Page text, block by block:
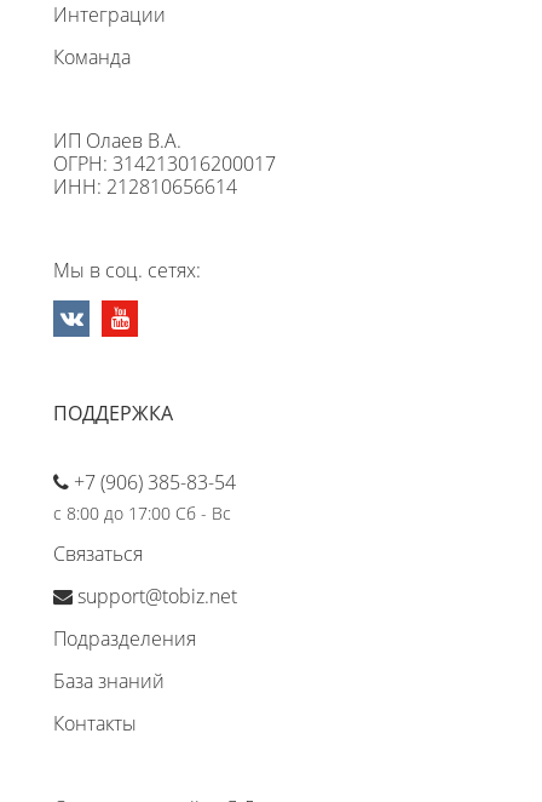
Интеграции
Команда
ИП Олаев В.А.
ОГРН: 314213016200017
ИНН: 212810656614
Мы в соц. сетях:
ПОДДЕРЖКА
+7 (906) 385-83-54
с 8:00 до 17:00 Сб - Вс
Связаться
support@tobiz.net
Подразделения
База знаний
Контакты